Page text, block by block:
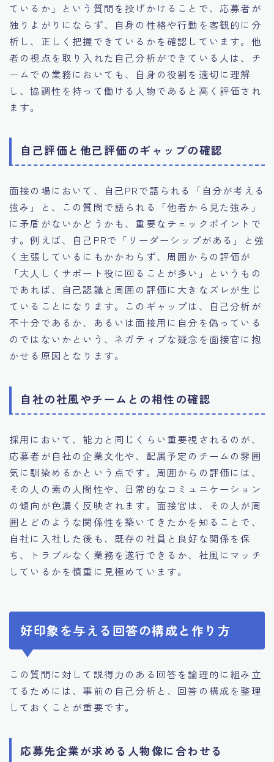
ているか」という質問を投げかけることで、応募者が
独りよがりにならず、自身の性格や行動を客観的に分
析し、正しく把握できているかを確認しています。他
者の視点を取り入れた自己分析ができている人は、チ
ームでの業務においても、自身の役割を適切に理解
し、協調性を持って働ける人物であると高く評価され
ます。
自己評価と他己評価のギャップの確認
面接の場において、自己PRで語られる「自分が考える
強み」と、この質問で語られる「他者から見た強み」
に矛盾がないかどうかも、重要なチェックポイントで
す。例えば、自己PRで「リーダーシップがある」と強
く主張しているにもかかわらず、周囲からの評価が
「大人しくサポート役に回ることが多い」というもの
であれば、自己認識と周囲の評価に大きなズレが生じ
ていることになります。このギャップは、自己分析が
不十分であるか、あるいは面接用に自分を偽っている
のではないかという、ネガティブな疑念を面接官に抱
かせる原因となります。
自社の社風やチームとの相性の確認
採用において、能力と同じくらい重要視されるのが、
応募者が自社の企業文化や、配属予定のチームの雰囲
気に馴染めるかという点です。周囲からの評価には、
その人の素の人間性や、日常的なコミュニケーション
の傾向が色濃く反映されます。面接官は、その人が周
囲とどのような関係性を築いてきたかを知ることで、
自社に入社した後も、既存の社員と良好な関係を保
ち、トラブルなく業務を遂行できるか、社風にマッチ
しているかを慎重に見極めています。
好印象を与える回答の構成と作り方
この質問に対して説得力のある回答を論理的に組み立
てるためには、事前の自己分析と、回答の構成を整理
しておくことが重要です。
応募先企業が求める人物像に合わせる